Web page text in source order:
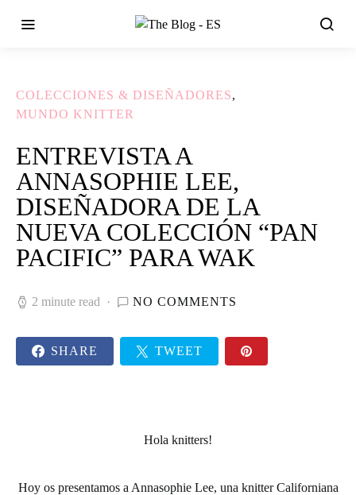
COLECCIONES & DISEÑADORES
MUNDO KNITTER
ENTREVISTA A
ANNASOPHIE LEE,
DISEÑADORA DE LA
NUEVA COLECCIÓN “PAN
PACIFIC” PARA WAK
2 minute read NO COMMENTS
SHARE TWEET
Hola knitters!
Hoy os presentamos a Annasophie Lee, una knitterCaliforniana